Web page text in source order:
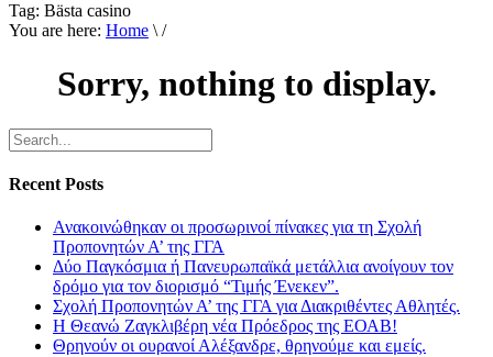
Tag: Bästa casino
You are here: Home \ /
Sorry, nothing to display.
Recent Posts
Ανακοινώθηκαν οι προσωρινοί πίνακες για τη Σχολή
Προπονητών Α’ της ΓΓΑ
Δύο Παγκόσμια ή Πανευρωπαϊκά μετάλλια ανοίγουν τον
δρόμο για τον διορισμό “Τιμής Ένεκεν”.
Σχολή Προπονητών Α’ της ΓΓΑ για Διακριθέντες Αθλητές.
Η Θεανώ Ζαγκλιβέρη νέα Πρόεδρος της ΕΟΑΒ!
Θρηνούν οι ουρανοί Αλέξανδρε, θρηνούμε και εμείς.